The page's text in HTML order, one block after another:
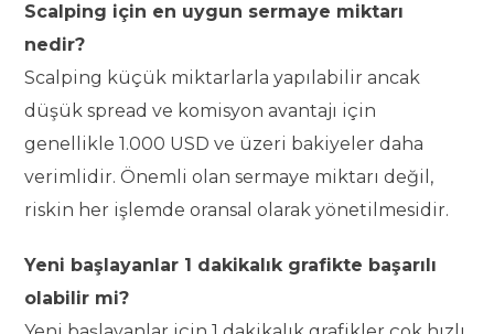
Scalping için en uygun sermaye miktarı
nedir?
Scalping küçük miktarlarla yapılabilir ancak
düşük spread ve komisyon avantajı için
genellikle 1.000 USD ve üzeri bakiyeler daha
verimlidir. Önemli olan sermaye miktarı değil,
riskin her işlemde oransal olarak yönetilmesidir.
Yeni başlayanlar 1 dakikalık grafikte başarılı
olabilir mi?